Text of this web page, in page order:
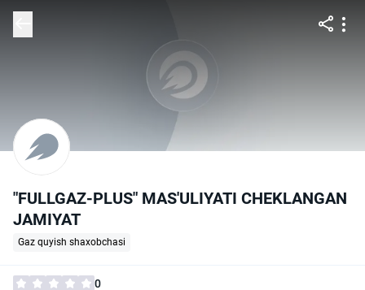
"FULLGAZ-PLUS" MAS'ULIYATI CHEKLANGAN
JAMIYAT
Gaz quyish shaxobchasi
0